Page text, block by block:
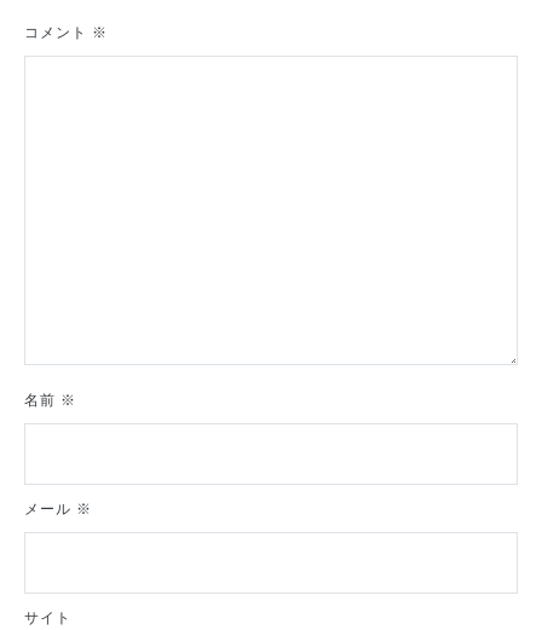
シ
ョ
コメント ※
名前 ※
メール ※
サイト